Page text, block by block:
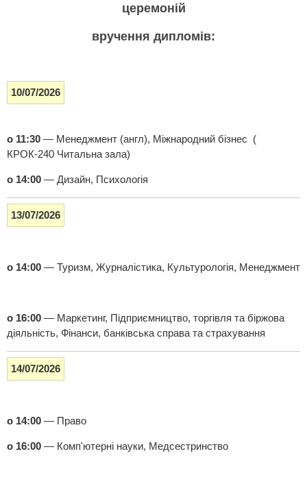
церемоній
вручення дипломів:
10/07/2026
о 11:30 — Менеджмент (англ), Міжнародний бізнес (
КРОК-240 Читальна зала)
о 14:00 — Дизайн, Психологія
13/07/2026
о 14:00 — Туризм, Журналістика, Культурологія, Менеджмент
о 16:00 — Маркетинг, Підприємництво, торгівля та біржова
діяльність, Фінанси, банківська справа та страхування
14/07/2026
о 14:00 — Право
о 16:00 — Комп'ютерні науки, Медсестринство